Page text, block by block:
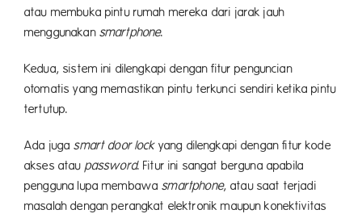
atau membuka pintu rumah mereka dari jarak jauh
menggunakan smartphone.
Kedua, sistem ini dilengkapi dengan fitur penguncian
otomatis yang memastikan pintu terkunci sendiri ketika pintu
tertutup.
Ada jugasmart door lock yang dilengkapi dengan fitur kode
akses atau password. Fitur ini sangat berguna apabila
pengguna lupa membawasmartphone, atau saat terjadi
masalah dengan perangkat elektronik maupun konektivitas